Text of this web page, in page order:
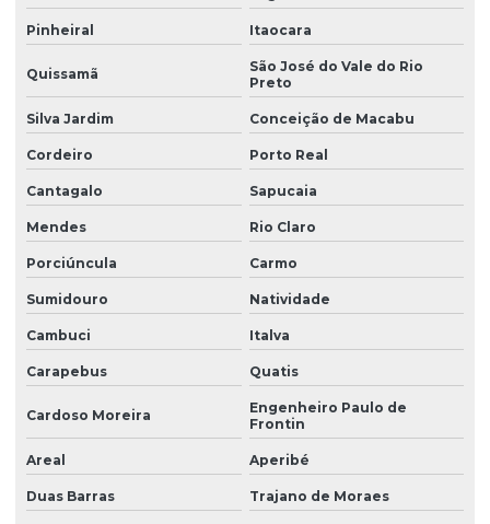
Orçamento para quadra areia
Pintura de quadra poliesportiva preço
Pintura de quadras poliesportivas
Piso de borracha para playground
Piso de borracha para playground preço
Piso desportivo modular
Piso esportivo de madeira flutuante
Piso esportivo modular
Piso modular esportivo preço
Piso modular indoor
Pinheiral Itaocara
Quissamã
São José do Vale do Rio
Preto
Silva Jardim Conceição de Macabu
Cordeiro Porto Real
Cantagalo Sapucaia
Mendes Rio Claro
Porciúncula Carmo
Sumidouro Natividade
Cambuci Italva
Carapebus Quatis
Cardoso Moreira
Engenheiro Paulo de
Frontin
Areal Aperibé
Duas Barras Trajano de Moraes